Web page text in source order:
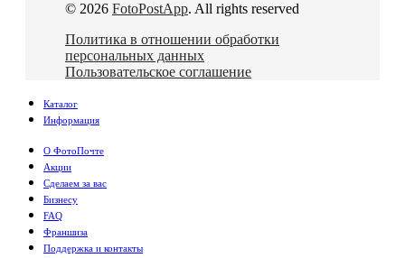
© 2026 FotoPostApp. All rights reserved
Политика в отношении обработки
персональных данных
Пользовательское соглашение
Каталог
Информация
О ФотоПочте
Акции
Сделаем за вас
Бизнесу
FAQ
Франшиза
Поддержка и контакты